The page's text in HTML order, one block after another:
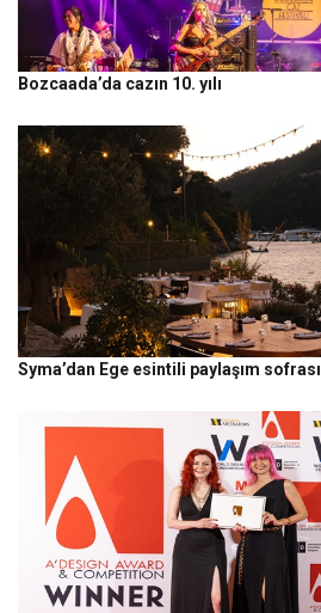
Bozcaada’da cazın 10. yılı
Syma’dan Ege esintili paylaşım sofrası